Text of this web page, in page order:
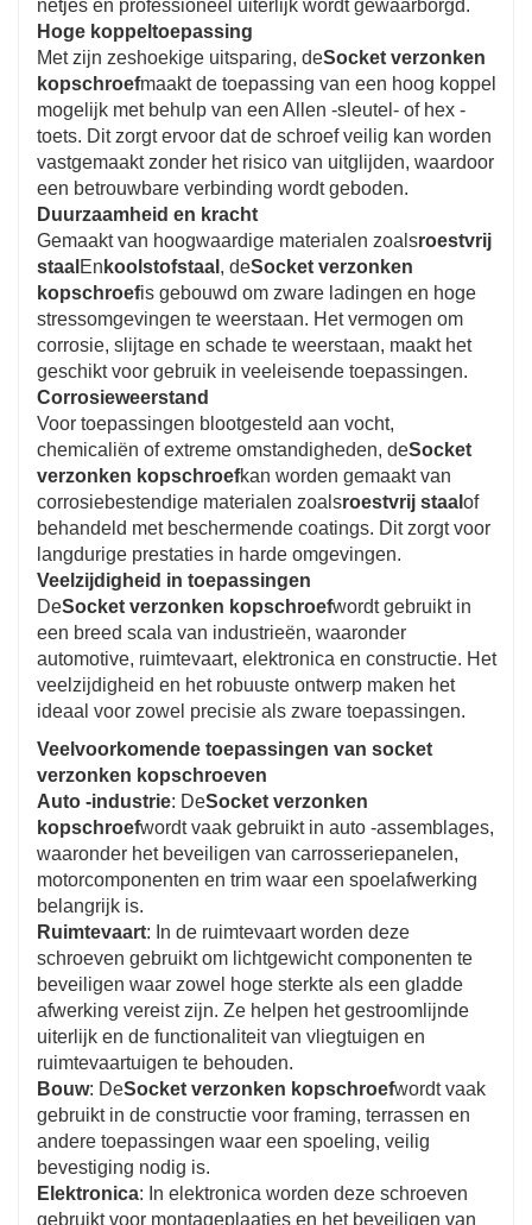
netjes en professioneel uiterlijk wordt gewaarborgd.
Hoge koppeltoepassing
Met zijn zeshoekige uitsparing, deSocket verzonken
kopschroefmaakt de toepassing van een hoog koppel
mogelijk met behulp van een Allen -sleutel- of hex -
toets. Dit zorgt ervoor dat de schroef veilig kan worden
vastgemaakt zonder het risico van uitglijden, waardoor
een betrouwbare verbinding wordt geboden.
Duurzaamheid en kracht
Gemaakt van hoogwaardige materialen zoalsroestvrij
staal En koolstofstaal , deSocket verzonken
kopschroefis gebouwd om zware ladingen en hoge
stressomgevingen te weerstaan. Het vermogen om
corrosie, slijtage en schade te weerstaan, maakt het
geschikt voor gebruik in veeleisende toepassingen.
Corrosieweerstand
Voor toepassingen blootgesteld aan vocht,
chemicaliën of extreme omstandigheden, deSocket
verzonken kopschroefkan worden gemaakt van
corrosiebestendige materialen zoalsroestvrij staal of
behandeld met beschermende coatings. Dit zorgt voor
langdurige prestaties in harde omgevingen.
Veelzijdigheid in toepassingen
DeSocket verzonken kopschroefwordt gebruikt in
een breed scala van industrieën, waaronder
automotive, ruimtevaart, elektronica en constructie. Het
veelzijdigheid en het robuuste ontwerp maken het
ideaal voor zowel precisie als zware toepassingen.
Veelvoorkomende toepassingen van socket
verzonken kopschroeven
Auto -industrie: DeSocket verzonken
kopschroefwordt vaak gebruikt in auto -assemblages,
waaronder het beveiligen van carrosseriepanelen,
motorcomponenten en trim waar een spoelafwerking
belangrijk is.
Ruimtevaart: In de ruimtevaart worden deze
schroeven gebruikt om lichtgewicht componenten te
beveiligen waar zowel hoge sterkte als een gladde
afwerking vereist zijn. Ze helpen het gestroomlijnde
uiterlijk en de functionaliteit van vliegtuigen en
ruimtevaartuigen te behouden.
Bouw: DeSocket verzonken kopschroefwordt vaak
gebruikt in de constructie voor framing, terrassen en
andere toepassingen waar een spoeling, veilig
bevestiging nodig is.
Elektronica: In elektronica worden deze schroeven
gebruikt voor montageplaatjes en het beveiligen van